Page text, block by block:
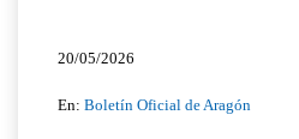
20/05/2026
En:Boletín Oficial de Aragón